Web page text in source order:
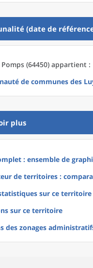
(date de
Pomps (64450) appartient :
de communes des
plus
: ensemble de
de territoires :
sur ce territoire
sur ce territoire
des zonages